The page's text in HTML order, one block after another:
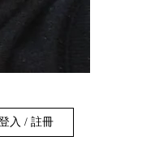
入 / 註冊